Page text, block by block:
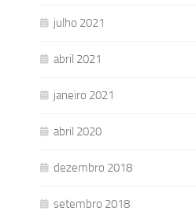
julho 2021
abril 2021
janeiro 2021
abril 2020
dezembro 2018
setembro 2018